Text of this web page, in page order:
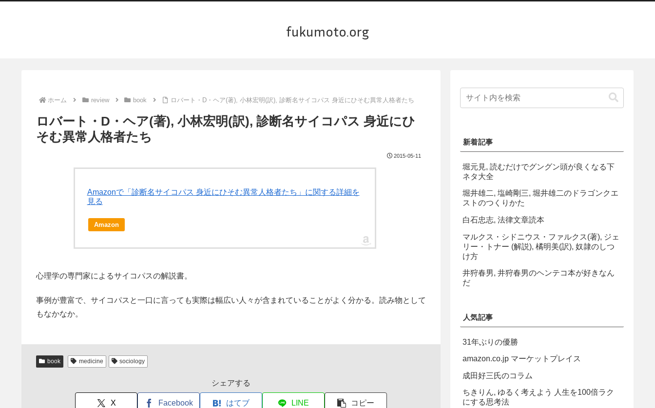
fukumoto.org
ホーム review book ロバート・D・ヘア(著), 小林宏明(訳), 診断名サイコパス 身近にひそむ異常人格者たち
ロバート・D・ヘア(著), 小林宏明(訳), 診断名サイコパス 身近にひ
そむ異常人格者たち
2015-05-11
Amazonで「診断名サイコパス 身近にひそむ異常人格者たち」に関する詳細を
見る
Amazon
心理学の専門家によるサイコパスの解説書。
事例が豊富で、サイコパスと一口に言っても実際は幅広い人々が含まれていることがよく分かる。読み物として
もなかなか。
book medicine sociology
シェアする
X Facebook はてブ LINE コピー
新着記事
堀元見, 読むだけでグングン頭が良くなる下
ネタ大全
堀井雄二, 塩崎剛三, 堀井雄二のドラゴンクエ
ストのつくりかた
白石忠志, 法律文章読本
マルクス・シドニウス・ファルクス(著), ジェ
リー・トナー (解説), 橘明美(訳), 奴隷のしつ
け方
井狩春男, 井狩春男のヘンテコ本が好きなん
だ
人気記事
31年ぶりの優勝
amazon.co.jp マーケットプレイス
成田好三氏のコラム
ちきりん, ゆるく考えよう 人生を100倍ラク
にする思考法